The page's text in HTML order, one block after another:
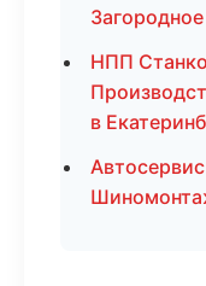
НПП
в